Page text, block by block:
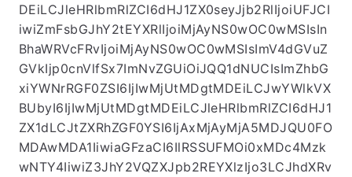
DEiLCJleHRlbmRlZCI6dHJ1ZX0seyJjb2RlIjoiUFJCI
iwiZmFsbGJhY2tEYXRlIjoiMjAyNS0wOC0wMSIsIn
BhaWRVcFRvIjoiMjAyNS0wOC0wMSIsImV4dGVuZ
GVkIjp0cnVlfSx7ImNvZGUiOiJQQ1dNUCIsImZhbG
xiYWNrRGF0ZSI6IjIwMjUtMDgtMDEiLCJwYWlkVX
BUbyI6IjIwMjUtMDgtMDEiLCJleHRlbmRlZCI6dHJ1
ZX1dLCJtZXRhZGF0YSI6IjAxMjAyMjA5MDJQU0FO
MDAwMDA1IiwiaGFzaCI6IlRSSUFMOi0xMDc4Mzk
wNTY4IiwiZ3JhY2VQZXJpb2REYXlzIjo3LCJhdXRv